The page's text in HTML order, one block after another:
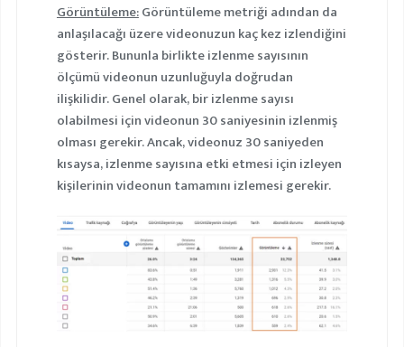
Görüntüleme:Görüntüleme metriği adından da
anlaşılacağı üzere videonuzun kaç kez izlendiğini
gösterir. Bununla birlikte izlenme sayısının
ölçümü videonun uzunluğuyla doğrudan
ilişkilidir. Genel olarak, bir izlenme sayısı
olabilmesi için videonun 30 saniyesinin izlenmiş
olması gerekir. Ancak, videonuz 30 saniyeden
kısaysa, izlenme sayısına etki etmesi için izleyen
kişilerinin videonun tamamını izlemesi gerekir.